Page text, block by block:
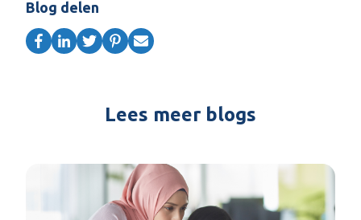
Blog delen
Lees meer blogs